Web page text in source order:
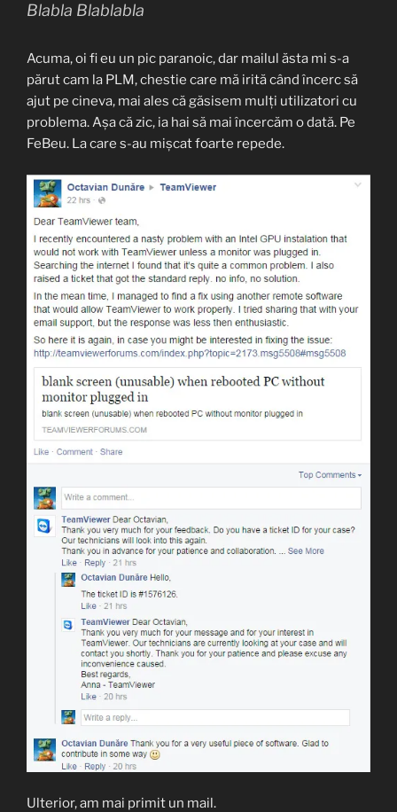
Blabla Blablabla
Acuma, oi fi eu un pic paranoic, dar mailul ăsta mi s-a
părut cam la PLM, chestie care mă irită când încerc să
ajut pe cineva, mai ales că găsisem mulți utilizatori cu
problema. Așa că zic, ia hai să mai încercăm o dată. Pe
FeBeu. La care s-au mișcat foarte repede.
Ulterior, am mai primit un mail.